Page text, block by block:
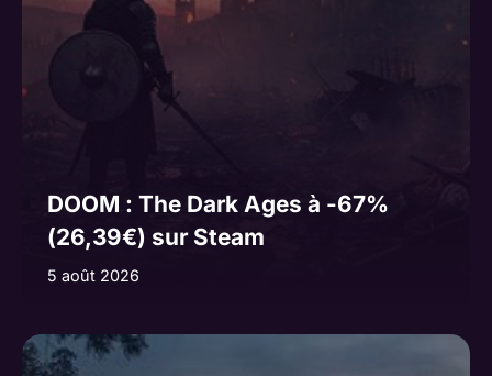
DOOM : The Dark Ages à -67%
(26,39€) sur Steam
5 août 2026